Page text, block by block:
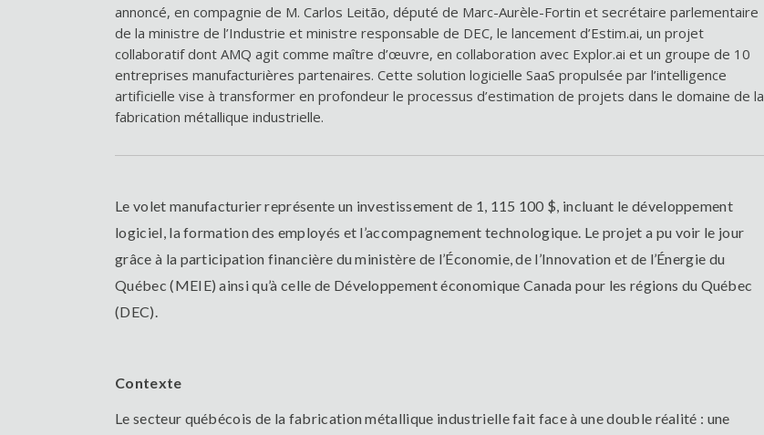
annoncé, en compagnie de M. Carlos Leitão, député de Marc-Aurèle-Fortin et secrétaire parlementaire
de la ministre de l’Industrie et ministre responsable de DEC, le lancement d’Estim.ai, un projet
collaboratif dont AMQ agit comme maître d’œuvre, en collaboration avec Explor.ai et un groupe de 10
entreprises manufacturières partenaires. Cette solution logicielle SaaS propulsée par l’intelligence
artificielle vise à transformer en profondeur le processus d’estimation de projets dans le domaine de la
fabrication métallique industrielle.
Le volet manufacturier représente un investissement de 1, 115 100 $, incluant le développement
logiciel, la formation des employés et l’accompagnement technologique. Le projet a pu voir le jour
grâce à la participation financière du ministère de l’Économie, de l’Innovation et de l’Énergie du
Québec (MEIE) ainsi qu’à celle de Développement économique Canada pour les régions du Québec
(DEC).
Contexte
Le secteur québécois de la fabrication métallique industrielle fait face à une double réalité : une